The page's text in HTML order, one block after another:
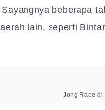
beberapa
lain, seperti
Jong Race di